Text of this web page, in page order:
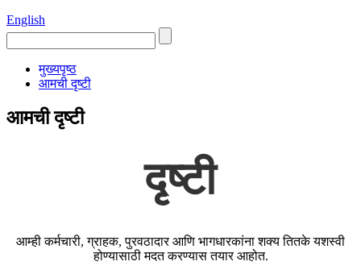
English
मुख्यपृष्ठ
आमची दृष्टी
आमची दृष्टी
दृष्टी
आम्ही कर्मचारी, ग्राहक, पुरवठादार आणि भागधारकांना शक्य तितके यशस्वी
होण्यासाठी मदत करण्यास तयार आहोत.